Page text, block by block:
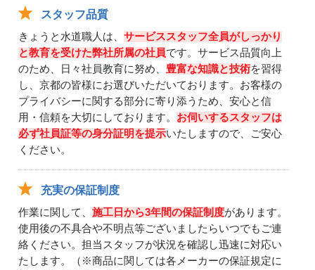
スタッフ品質
きょうと水道職人は、 サービススタッフ全員がしっかり
と教育を受けた弊社所属の社員です。サービス品質向上
のため、日々社員教育に努め、 豊富な知識と技術を習得
し、京都の皆様にお選びいただいております。お客様の
プライバシーに関する部分に寄り添うため、安心と信
用・信頼を大切にしております。 お伺いするスタッフは
必ず社員証等の身分証明を提示いたしますので、ご安心
ください。
充実の保証制度
作業に関して、 施工日から3年間の保証制度があります。
使用後の不具合や不明点等ございましたらいつでもご連
絡ください。担当スタッフが状況を確認し迅速に対応い
たします。（※商品に関しては各メーカーの保証規定に